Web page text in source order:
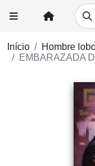
Início
Hombre
EMBARAZADA